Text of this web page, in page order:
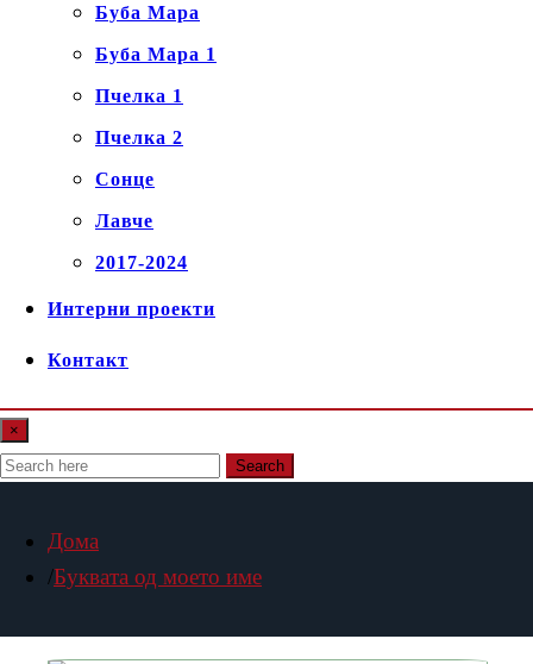
Буба Мара
Буба Мара 1
Пчелка 1
Пчелка 2
Сонце
Лавче
2017-2024
Интерни проекти
Контакт
×
Search
Дома
Буквата од моето име